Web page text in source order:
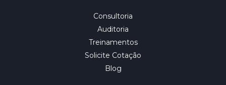
Consultoria
Auditoria
Treinamentos
Solicite Cotação
Blog